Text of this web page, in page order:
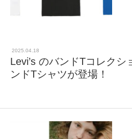
2025.04.18
Levi’s のバンドTコレク
ンドTシャツが登場！